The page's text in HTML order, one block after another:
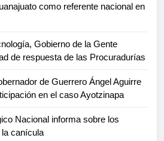
como referente nacional en
Gobierno de la Gente
de respuesta de las Procuradurías
de Guerrero Ángel Aguirre
en el caso Ayotzinapa
Nacional informa sobre los
canícula